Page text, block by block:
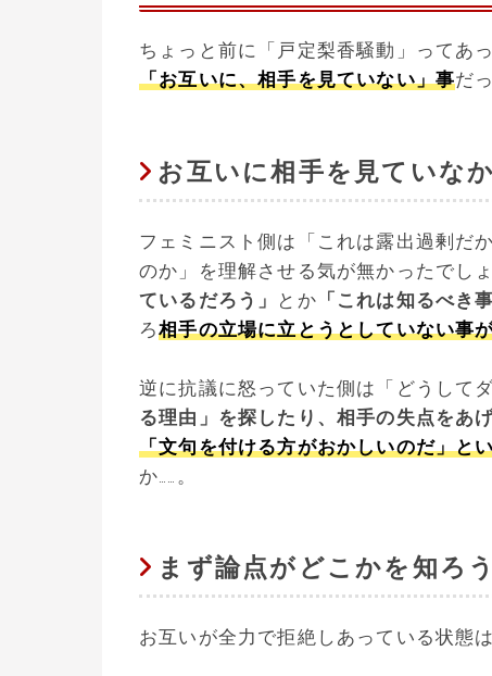
ちょっと前に「戸定梨香騒動」ってあ
「お互いに、相手を見ていない」事だ
お互いに相手を見ていな
フェミニスト側は「これは露出過剰だ
のか」を理解させる気が無かったでし
ているだろう」
とか 「これは知るべき
ろ相手の立場に立とうとしていない事
逆に抗議に怒っていた側は「どうして
る理由」を探したり、相手の失点をあ
「文句を付ける方がおかしいのだ」と
か……。
まず論点がどこかを知ろう
お互いが全力で拒絶しあっている状態